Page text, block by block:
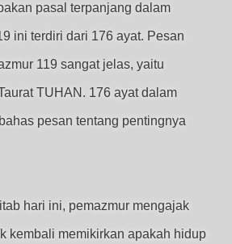
pasal terpanjang dalam
ini terdiri dari 176 ayat. Pesan
119 sangat jelas, yaitu
TUHAN. 176 ayat dalam
pesan tentang pentingnya
hari ini, pemazmur mengajak
kembali memikirkan apakah hidup